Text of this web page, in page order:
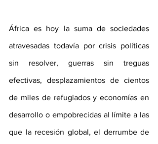
África es hoy la suma de sociedades
atravesadas todavía por crisis políticas
sin resolver, guerras sin treguas
efectivas, desplazamientos de cientos
de miles de refugiados y economías en
desarrollo o empobrecidas al límite a las
que la recesión global, el derrumbe de